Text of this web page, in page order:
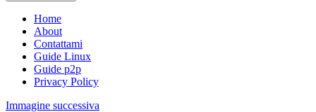
Home
About
Contattami
Guide Linux
Guide p2p
Privacy Policy
Immagine successiva